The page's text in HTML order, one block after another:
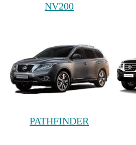
NV200
PATHFINDER